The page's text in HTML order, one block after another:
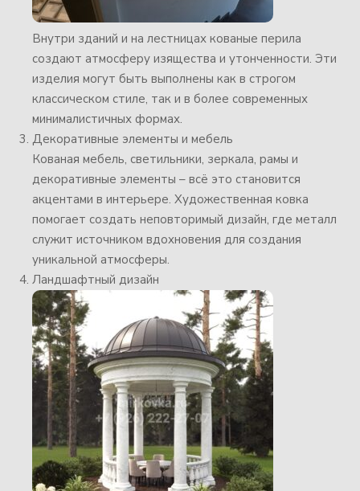
Внутри зданий и на лестницах кованые перила
создают атмосферу изящества и утонченности. Эти
изделия могут быть выполнены как в строгом
классическом стиле, так и в более современных
минималистичных формах.
Декоративные элементы и мебель
Кованая мебель, светильники, зеркала, рамы и
декоративные элементы – всё это становится
акцентами в интерьере. Художественная ковка
помогает создать неповторимый дизайн, где металл
служит источником вдохновения для создания
уникальной атмосферы.
Ландшафтный дизайн